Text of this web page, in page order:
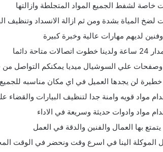
خاصة لشفط الجميع المواد المتجلطة وازالتها
لضخ المياة بشدة ومن ثم ازالة الانسداد وتنظيف
لديهم مهارات عالية وخبرة كبيرة
دائما
وصفحات علي السوشيال ميديا يمكنكم التواصل من
خطيرة لن يجدها العميل في اي مكان مناسبه للجميع
مواد قويه وامنة جدا لتنظيف البيارات والقضاء
مواد وادوات حديثة وسريعة في الاداء
يتمتع بها العمال والفنين والدقة في العمل
الموكلة الينا في اسرع وقت ونحضر في الوقت